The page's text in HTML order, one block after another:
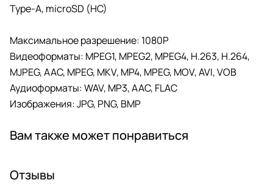
Type-A, microSD (HC)
Максимальное разрешение: 1080P
Видеоформаты: MPEG1, MPEG2, MPEG4, H.263, H.264,
MJPEG, AAC, MPEG, MKV, MP4, MPEG, MOV, AVI, VOB
Аудиоформаты: WAV, MP3, AAC, FLAC
Изображения: JPG, PNG, BMP
Вам также может понравиться
Отзывы